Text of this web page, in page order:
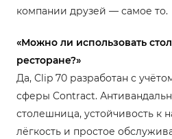
компании друзей — самое то.
«Можно ли использовать
ресторане?»
Да, Clip 70 разработан с
сферы Contract.
столешница, устойчивость к
лёгкость и простое